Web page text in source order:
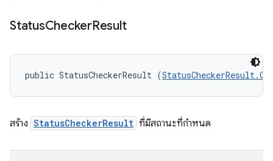
StatusCheckerResult
public StatusCheckerResult (
สร้าง StatusCheckerResult ที่มีสถานะที่กำหนด